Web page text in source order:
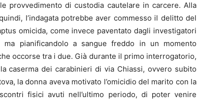
provvedimento di custodia cautelare in carcere. Alla
l’indagata potrebbe aver commesso il delitto del
omicida, come invece paventato dagli investigatori
pianificandolo a sangue freddo in un momento
occorse tra i due. Già durante il primo interrogatorio,
caserma dei carabinieri di via Chiassi, ovvero subito
la donna aveva motivato l’omicidio del marito con la
fisici avuti nell’ultimo periodo, di poter venire